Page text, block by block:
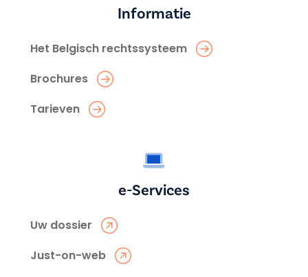
Informatie
Het Belgisch rechtssysteem
Brochures
Tarieven
e-Services
Uw dossier
Just-on-web